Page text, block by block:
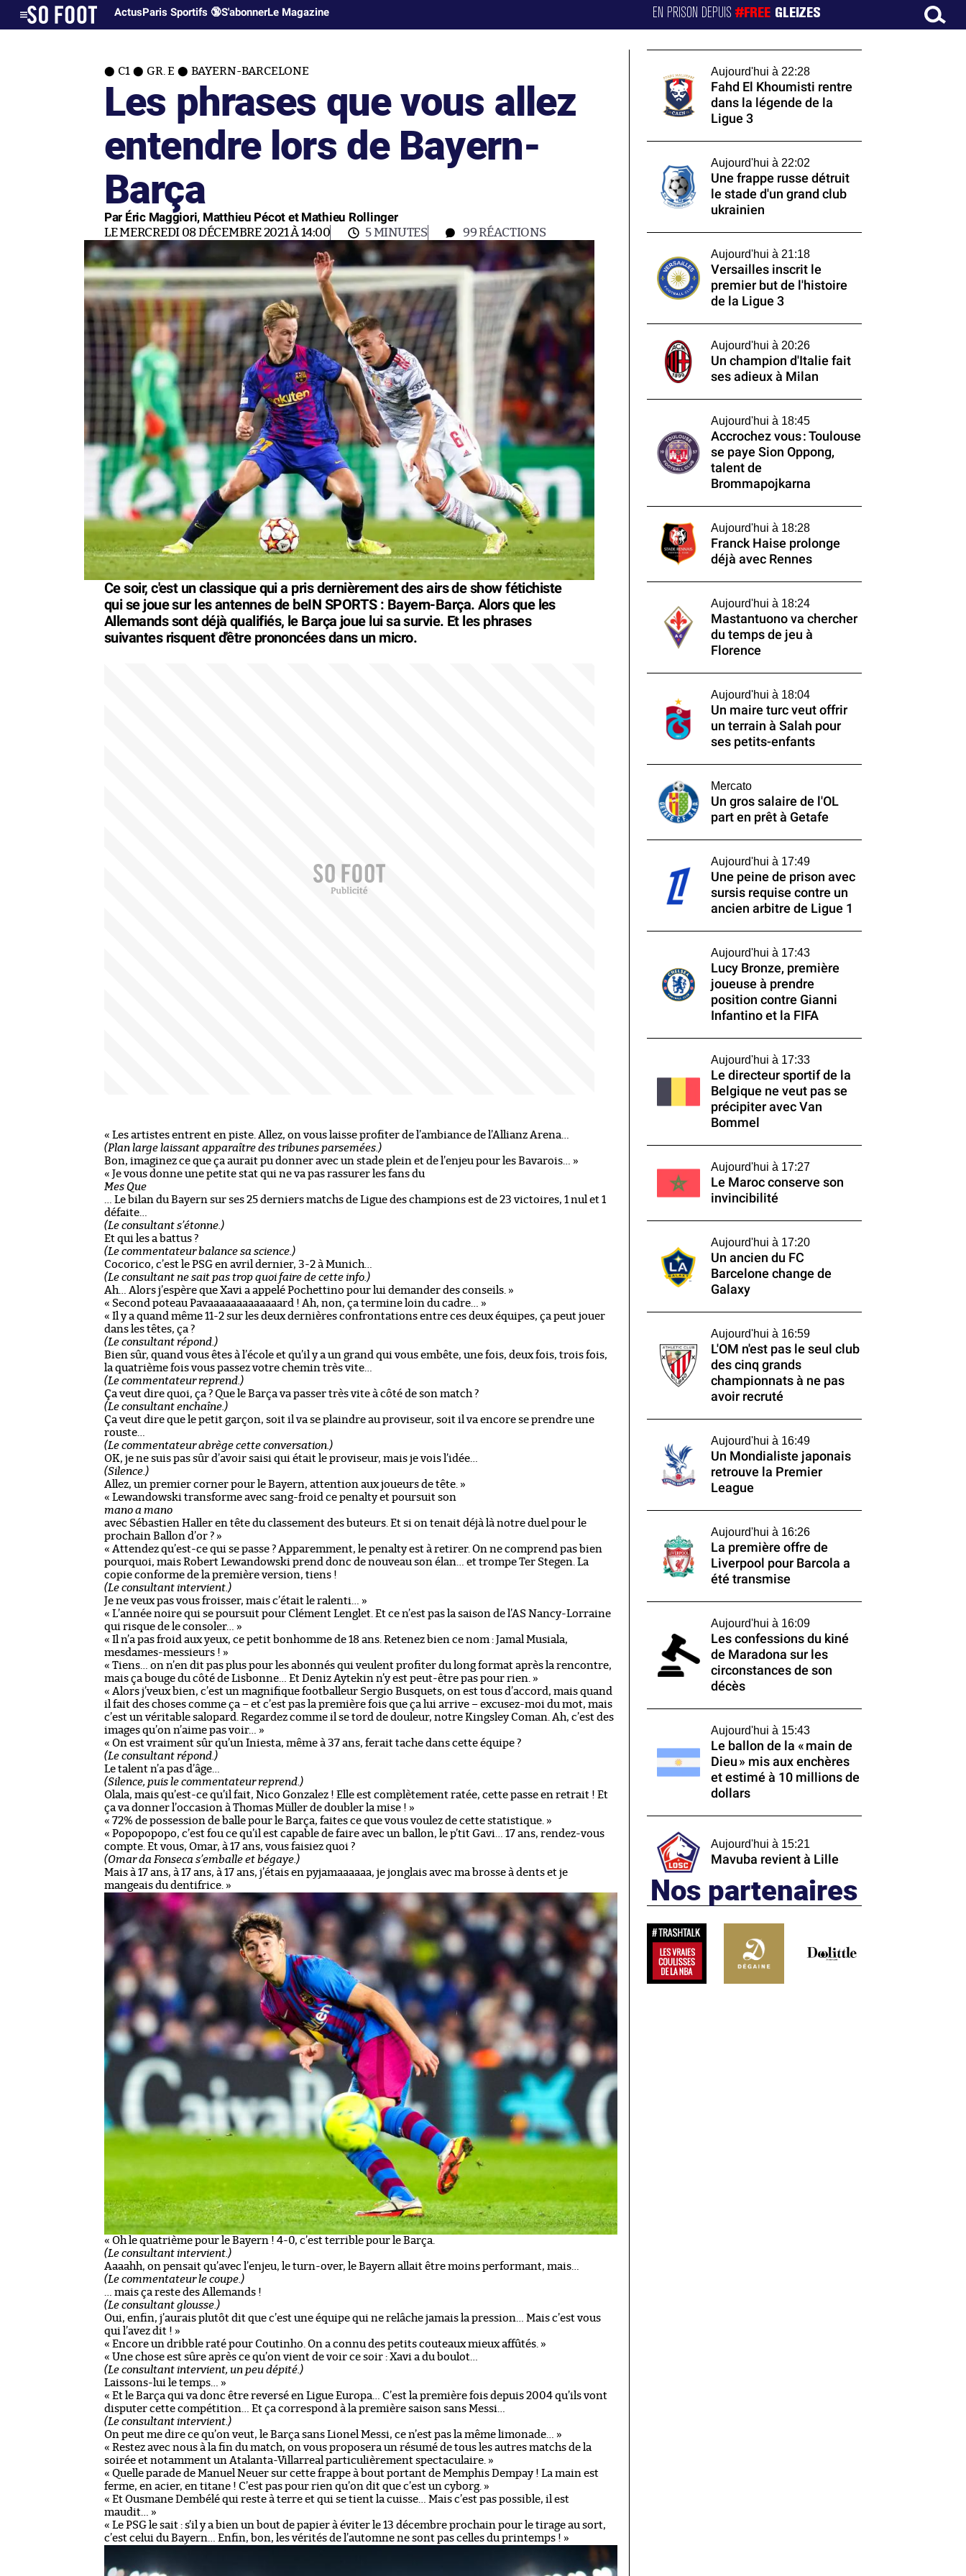
ActusParis Sportifs 🔞S'abonnerLe Magazine EN PRISON DEPUIS#FREE GLEIZES
C1 GR. E BAYERN-BARCELONE
Les phrases que vous allez
entendre lors de Bayern-
Barça
Par Éric Maggiori, Matthieu Pécot et Mathieu Rollinger
LE MERCREDI 08 DÉCEMBRE 2021 À 14:00 5 MINUTES 99RÉACTIONS
Ce soir, c'est un classique qui a pris dernièrement des airs de show fétichiste
qui se joue sur les antennes de beIN SPORTS : Bayern-Barça. Alors que les
Allemands sont déjà qualifiés, le Barça joue lui sa survie. Et les phrases
suivantes risquent d'être prononcées dans un micro.
« Les artistes entrent en piste. Allez, on vous laisse profiter de l’ambiance de l’Allianz Arena…
(Plan large laissant apparaître des tribunes parsemées.)
Bon, imaginez ce que ça aurait pu donner avec un stade plein et de l’enjeu pour les Bavarois… »
« Je vous donne une petite stat qui ne va pas rassurer les fans du
Mes Que
… Le bilan du Bayern sur ses 25 derniers matchs de Ligue des champions est de 23 victoires, 1 nul et 1
défaite…
(Le consultant s’étonne.)
Et qui les a battus ?
(Le commentateur balance sa science.)
Cocorico, c’est le PSG en avril dernier, 3-2 à Munich…
(Le consultant ne sait pas trop quoi faire de cette info.)
Ah… Alors j’espère que Xavi a appelé Pochettino pour lui demander des conseils. »
« Second poteau Pavaaaaaaaaaaaaard ! Ah, non, ça termine loin du cadre… »
« Il y a quand même 11-2 sur les deux dernières confrontations entre ces deux équipes, ça peut jouer
dans les têtes, ça ?
(Le consultant répond.)
Bien sûr, quand vous êtes à l’école et qu’il y a un grand qui vous embête, une fois, deux fois, trois fois,
la quatrième fois vous passez votre chemin très vite…
(Le commentateur reprend.)
Ça veut dire quoi, ça ? Que le Barça va passer très vite à côté de son match ?
(Le consultant enchaîne.)
Ça veut dire que le petit garçon, soit il va se plaindre au proviseur, soit il va encore se prendre une
rouste…
(Le commentateur abrège cette conversation.)
OK, je ne suis pas sûr d’avoir saisi qui était le proviseur, mais je vois l’idée…
(Silence.)
Allez, un premier corner pour le Bayern, attention aux joueurs de tête. »
« Lewandowski transforme avec sang-froid ce penalty et poursuit son
mano a mano
avec Sébastien Haller en tête du classement des buteurs. Et si on tenait déjà là notre duel pour le
prochain Ballon d’or ? »
« Attendez qu’est-ce qui se passe ? Apparemment, le penalty est à retirer. On ne comprend pas bien
pourquoi, mais Robert Lewandowski prend donc de nouveau son élan… et trompe Ter Stegen. La
copie conforme de la première version, tiens !
(Le consultant intervient.)
Je ne veux pas vous froisser, mais c’était le ralenti… »
« L’année noire qui se poursuit pour Clément Lenglet. Et ce n’est pas la saison de l’AS Nancy-Lorraine
qui risque de le consoler… »
« Il n’a pas froid aux yeux, ce petit bonhomme de 18 ans. Retenez bien ce nom : Jamal Musiala,
mesdames-messieurs ! »
« Tiens… on n’en dit pas plus pour les abonnés qui veulent profiter du long format après la rencontre,
mais ça bouge du côté de Lisbonne… Et Deniz Aytekin n’y est peut-être pas pour rien. »
« Alors j’veux bien, c’est un magnifique footballeur Sergio Busquets, on est tous d’accord, mais quand
il fait des choses comme ça – et c’est pas la première fois que ça lui arrive – excusez-moi du mot, mais
c’est un véritable salopard. Regardez comme il se tord de douleur, notre Kingsley Coman. Ah, c’est des
images qu’on n’aime pas voir… »
« On est vraiment sûr qu’un Iniesta, même à 37 ans, ferait tache dans cette équipe ?
(Le consultant répond.)
Le talent n’a pas d’âge…
(Silence, puis le commentateur reprend.)
Olala, mais qu’est-ce qu’il fait, Nico Gonzalez ! Elle est complètement ratée, cette passe en retrait ! Et
ça va donner l’occasion à Thomas Müller de doubler la mise ! »
« 72% de possession de balle pour le Barça, faites ce que vous voulez de cette statistique. »
« Popopopopo, c’est fou ce qu’il est capable de faire avec un ballon, le p’tit Gavi… 17 ans, rendez-vous
compte. Et vous, Omar, à 17 ans, vous faisiez quoi ?
(Omar da Fonseca s’emballe et bégaye.)
Mais à 17 ans, à 17 ans, à 17 ans, j’étais en pyjamaaaaaa, je jonglais avec ma brosse à dents et je
mangeais du dentifrice. »
« Oh le quatrième pour le Bayern ! 4-0, c’est terrible pour le Barça.
(Le consultant intervient.)
Aaaahh, on pensait qu’avec l’enjeu, le turn-over, le Bayern allait être moins performant, mais…
(Le commentateur le coupe.)
… mais ça reste des Allemands !
(Le consultant glousse.)
Oui, enfin, j’aurais plutôt dit que c’est une équipe qui ne relâche jamais la pression… Mais c’est vous
qui l’avez dit ! »
« Encore un dribble raté pour Coutinho. On a connu des petits couteaux mieux affûtés. »
« Une chose est sûre après ce qu’on vient de voir ce soir : Xavi a du boulot…
(Le consultant intervient, un peu dépité.)
Laissons-lui le temps… »
« Et le Barça qui va donc être reversé en Ligue Europa… C’est la première fois depuis 2004 qu’ils vont
disputer cette compétition… Et ça correspond à la première saison sans Messi…
(Le consultant intervient.)
On peut me dire ce qu’on veut, le Barça sans Lionel Messi, ce n’est pas la même limonade… »
« Restez avec nous à la fin du match, on vous proposera un résumé de tous les autres matchs de la
soirée et notamment un Atalanta-Villarreal particulièrement spectaculaire. »
« Quelle parade de Manuel Neuer sur cette frappe à bout portant de Memphis Dempay ! La main est
ferme, en acier, en titane ! C’est pas pour rien qu’on dit que c’est un cyborg. »
« Et Ousmane Dembélé qui reste à terre et qui se tient la cuisse… Mais c’est pas possible, il est
maudit… »
« Le PSG le sait : s’il y a bien un bout de papier à éviter le 13 décembre prochain pour le tirage au sort,
c’est celui du Bayern… Enfin, bon, les vérités de l’automne ne sont pas celles du printemps ! »
Aujourd'hui à 22:28
Fahd El Khoumisti rentre
dans la légende de la
Ligue 3
Aujourd'hui à 22:02
Une frappe russe détruit
le stade d'un grand club
ukrainien
Aujourd'hui à 21:18
Versailles inscrit le
premier but de l'histoire
de la Ligue 3
Aujourd'hui à 20:26
Un champion d'Italie fait
ses adieux à Milan
Aujourd'hui à 18:45
Accrochez vous : Toulouse
se paye Sion Oppong,
talent de
Brommapojkarna
Aujourd'hui à 18:28
Franck Haise prolonge
déjà avec Rennes
Aujourd'hui à 18:24
Mastantuono va chercher
du temps de jeu à
Florence
Aujourd'hui à 18:04
Un maire turc veut offrir
un terrain à Salah pour
ses petits-enfants
Mercato
Un gros salaire de l'OL
part en prêt à Getafe
Aujourd'hui à 17:49
Une peine de prison avec
sursis requise contre un
ancien arbitre de Ligue 1
Aujourd'hui à 17:43
Lucy Bronze, première
joueuse à prendre
position contre Gianni
Infantino et la FIFA
Aujourd'hui à 17:33
Le directeur sportif de la
Belgique ne veut pas se
précipiter avec Van
Bommel
Aujourd'hui à 17:27
Le Maroc conserve son
invincibilité
Aujourd'hui à 17:20
Un ancien du FC
Barcelone change de
Galaxy
Aujourd'hui à 16:59
L'OM n'est pas le seul club
des cinq grands
championnats à ne pas
avoir recruté
Aujourd'hui à 16:49
Un Mondialiste japonais
retrouve la Premier
League
Aujourd'hui à 16:26
La première offre de
Liverpool pour Barcola a
été transmise
Aujourd'hui à 16:09
Les confessions du kiné
de Maradona sur les
circonstances de son
décès
Aujourd'hui à 15:43
Le ballon de la « main de
Dieu » mis aux enchères
et estimé à 10 millions de
dollars
Aujourd'hui à 15:21
Mavuba revient à Lille
Nos partenaires